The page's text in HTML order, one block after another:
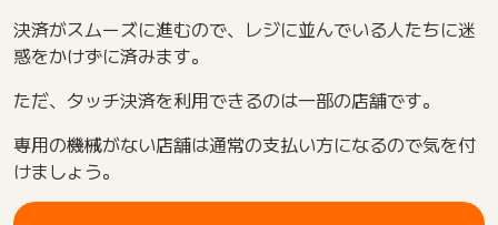
決済がスムーズに進むので、レジに並んでいる人たちに迷
惑をかけずに済みます。
ただ、タッチ決済を利用できるのは一部の店舗です。
専用の機械がない店舗は通常の支払い方になるので気を付
けましょう。